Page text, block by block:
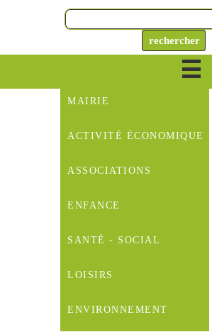
MAIRIE
ACTIVITÉ ÉCONOMIQUE
ASSOCIATIONS
ENFANCE
SANTÉ - SOCIAL
LOISIRS
ENVIRONNEMENT